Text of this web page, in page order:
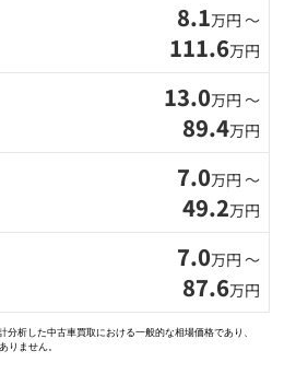
8.1万円 〜
111.6万円
13.0万円 〜
89.4万円
7.0万円 〜
49.2万円
7.0万円 〜
87.6万円
析した中古車買取における一般的な相場価格であり、
りません。